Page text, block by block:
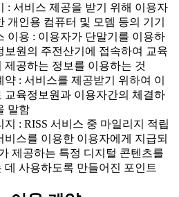
: 서비스 제공을 받기 위해 이용자
개인용 컴퓨터 및 모뎀 등의 기기
이용 : 이용자가 단말기를 이용하
보원의 주전산기에 접속하여 교육
제공하는 정보를 이용하는 것
: 서비스를 제공받기 위하여 이
교육정보원과 이용자간의 체결하
말함
: RISS 서비스 중 마일리지 적립
비스를 이용한 이용자에게 지급되
제공하는 특정 디지털 콘텐츠를
데 사용하도록 만들어진 포인트